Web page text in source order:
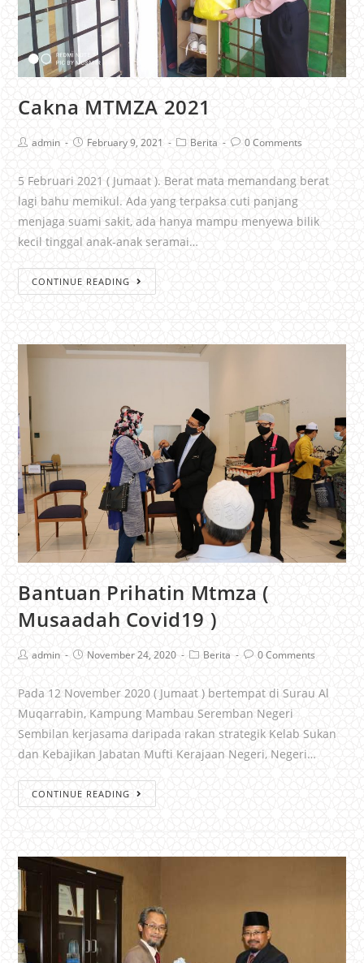
Cakna MTMZA 2021
admin February 9, 2021 Berita 0 Comments
5 Februari 2021 ( Jumaat ). Berat mata memandang berat
lagi bahu memikul. Ada yang terpaksa cuti panjang
menjaga suami sakit, ada hanya mampu menyewa bilik
kecil tinggal anak-anak seramai…
CONTINUE READING
Bantuan Prihatin Mtmza (
Musaadah Covid19 )
admin November 24, 2020 Berita 0 Comments
Pada 12 November 2020 ( Jumaat ) bertempat di Surau Al
Muqarrabin, Kampung Mambau Seremban Negeri
Sembilan kerjasama daripada rakan strategik Kelab Sukan
dan Kebajikan Jabatan Mufti Kerajaan Negeri, Negeri…
CONTINUE READING